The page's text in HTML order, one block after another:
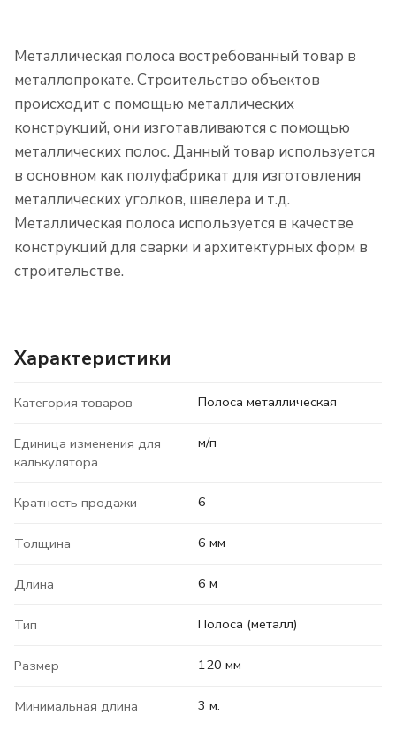
Металлическая полоса востребованный товар в
металлопрокате. Строительство объектов
происходит с помощью металлических
конструкций, они изготавливаются с помощью
металлических полос. Данный товар используется
в основном как полуфабрикат для изготовления
металлических уголков, швелера и т.д.
Металлическая полоса используется в качестве
конструкций для сварки и архитектурных форм в
строительстве.
Характеристики
Категория товаров Полоса металлическая
Единица изменения для
калькулятора
м/п
Кратность продажи 6
Толщина 6 мм
Длина 6 м
Тип Полоса (металл)
Размер 120 мм
Минимальная длина 3 м.